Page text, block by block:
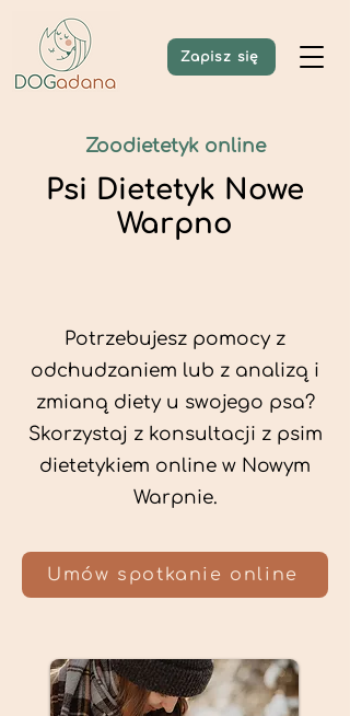
Zapisz się
Zoodietetyk online
Psi Dietetyk Nowe
Warpno
Potrzebujesz pomocy z
odchudzaniem lub z analizą i
zmianą diety u swojego psa?
Skorzystaj z konsultacji z psim
dietetykiem online w Nowym
Warpnie.
Umów spotkanie online